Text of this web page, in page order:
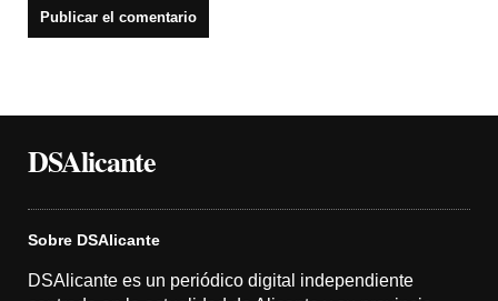
DSAlicante
Sobre DSAlicante
DSAlicante es un periódico digital independiente